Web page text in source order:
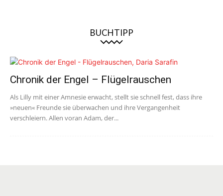
BUCHTIPP
Chronik der Engel – Flügelrauschen
Als Lilly mit einer Amnesie erwacht, stellt sie schnell fest, dass ihre
»neuen« Freunde sie überwachen und ihre Vergangenheit
verschleiern. Allen voran Adam, der...